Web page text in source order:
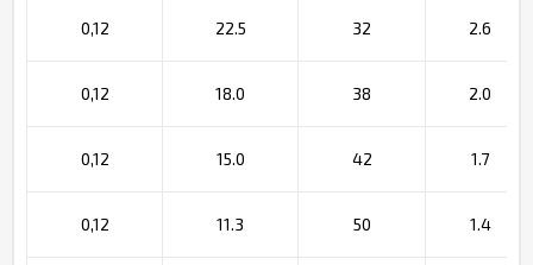
0,12 22.5 32 2.6
0,12 18.0 38 2.0
0,12 15.0 42 1.7
0,12 11.3 50 1.4